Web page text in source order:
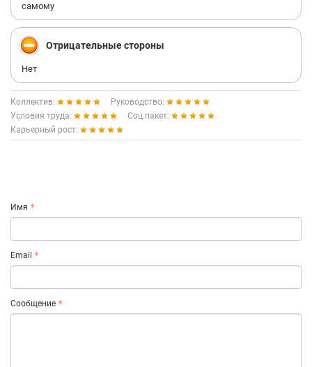
самому
Отрицательные стороны
Нет
Коллектив:
Руководство:
Условия труда:
Соц.пакет:
Карьерный рост:
Имя
Email
Сообщение